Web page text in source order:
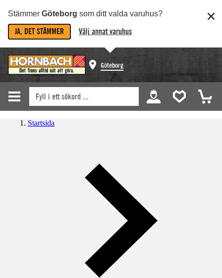
Stämmer Göteborg som ditt valda varuhus?
JA, DET STÄMMER Välj annat varuhus
Göteborg
Startsida